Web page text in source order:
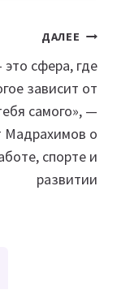
ДАЛЕЕ
сфера, где
зависит от
самого», —
Мадрахимов о
спорте и
развитии